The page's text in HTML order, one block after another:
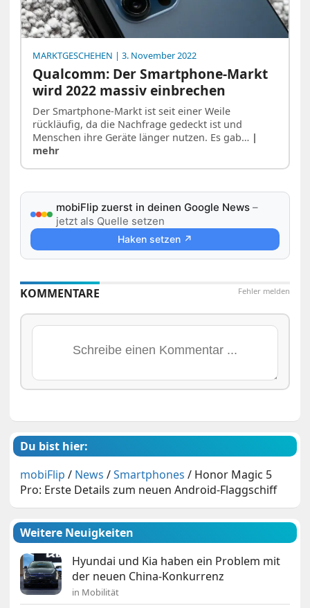
MARKTGESCHEHEN | 3. November 2022
Qualcomm: Der Smartphone-Markt
wird 2022 massiv einbrechen
Der Smartphone-Markt ist seit einer Weile
rückläufig, da die Nachfrage gedeckt ist und
Menschen ihre Geräte länger nutzen. Es gab… |
mehr
mobiFlip zuerst in deinen Google News –
jetzt als Quelle setzen
Haken setzen ↗
Fehler melden
KOMMENTARE
Du bist hier:
mobiFlip / News /Smartphones / Honor Magic 5
Pro: Erste Details zum neuen Android-Flaggschiff
Weitere Neuigkeiten
Hyundai und Kia haben ein Problem mit
der neuen China-Konkurrenz
in Mobilität